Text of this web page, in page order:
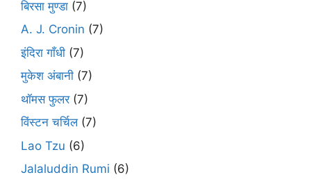
बिरसा मुण्डा (7)
A. J. Cronin (7)
इंदिरा गाँधी (7)
मुकेश अंबानी (7)
थॉमस फुलर(7)
विंस्टन चर्चिल(7)
Lao Tzu (6)
Jalaluddin Rumi (6)